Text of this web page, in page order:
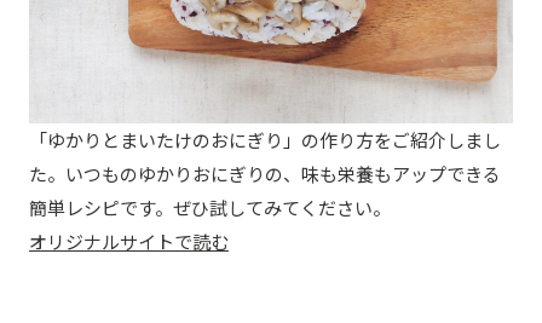
「ゆかりとまいたけのおにぎり」の作り方をご紹介しまし
た。いつものゆかりおにぎりの、味も栄養もアップできる
簡単レシピです。ぜひ試してみてください。
オリジナルサイトで読む